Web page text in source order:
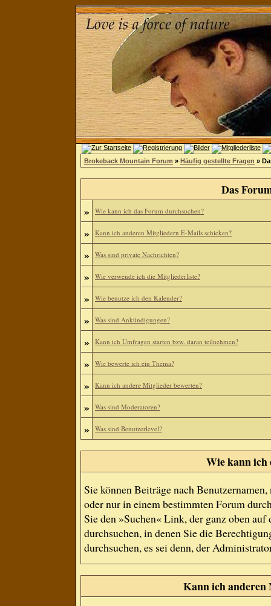
Brokeback Mountain Forum » Häufig gestellte Fragen »
Das
» Wie kann ich das Forum durchsuchen?
» Kann ich anderen Mitgliedern E-Mails schicken?
» Was sind private Nachrichten?
» Wie verwende ich die Mitgliederliste?
» Wie benutze ich den Kalender?
» Was sind Ankündigungen?
» Kann ich Umfragen starten bzw. daran teilnehmen?
» Wie bewerte ich ein Thema?
» Kann ich andere Mitglieder bewerten?
» Was sind Moderatoren?
» Was sind Benutzerlevel?
Wie kann ich
Sie können Beiträge nach
oder nur in einem bestimmten Forum
Sie den »Suchen« Link, der ganz oben
durchsuchen, in denen Sie die
durchsuchen, es sei denn, der
Kann ich